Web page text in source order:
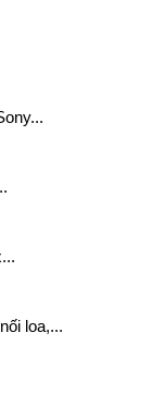
loa,...